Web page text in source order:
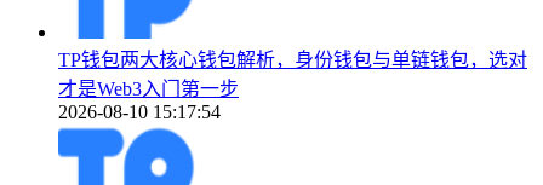
TP钱包两大核心钱包解析，身份钱包与单链钱包，选对
才是Web3入门第一步
2026-08-10 15:17:54